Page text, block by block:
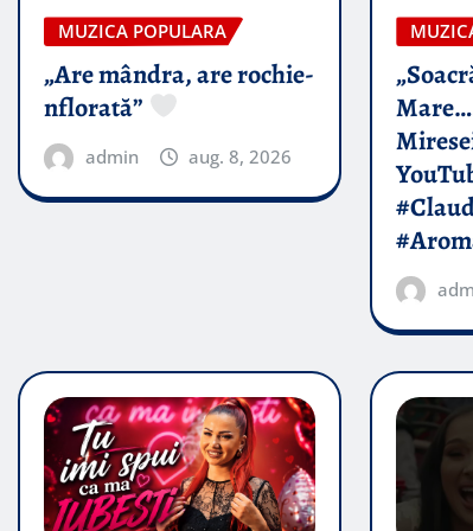
MUZICA POPULARA
„Are mândra, are rochie-
nflorată”
admin aug. 8, 2026